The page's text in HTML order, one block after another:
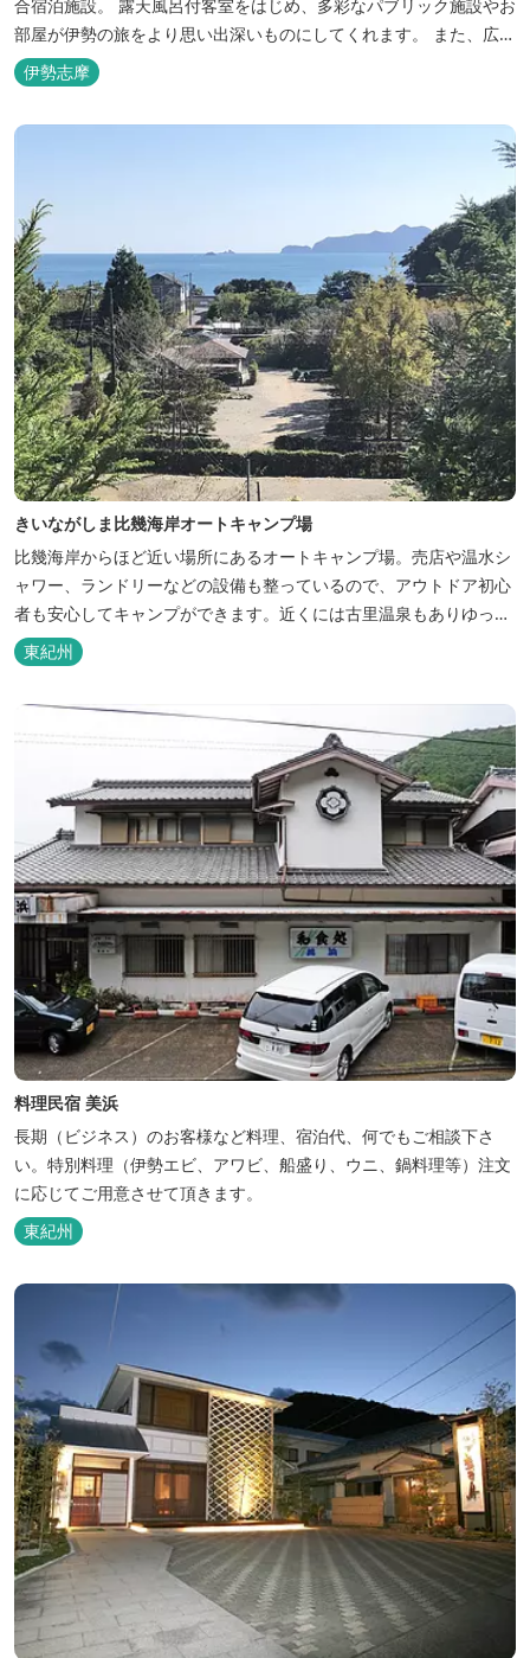
合宿泊施設。 露天風呂付客室をはじめ、多彩なパブリック施設やお
部屋が伊勢の旅をより思い出深いものにしてくれます。 また、広大
な敷地内にはテニスコート、野球場を始めとしたスポーツ施設や、
ウォータースライダーを有する流水プール、お子様が楽しめる児童
遊園など、様々なアウトドア施設がございます。杜の自然を感じな
伊勢志摩
きいながしま比幾海岸オートキャンプ場
比幾海岸からほど近い場所にあるオートキャンプ場。売店や温水シ
ャワー、ランドリーなどの設備も整っているので、アウトドア初心
者も安心してキャンプができます。近くには古里温泉もありゆっく
りのんびり過ごしたい方に最高！
東紀州
料理民宿 美浜
長期（ビジネス）のお客様など料理、宿泊代、何でもご相談下さ
い。特別料理（伊勢エビ、アワビ、船盛り、ウニ、鍋料理等）注文
に応じてご用意させて頂きます。
東紀州